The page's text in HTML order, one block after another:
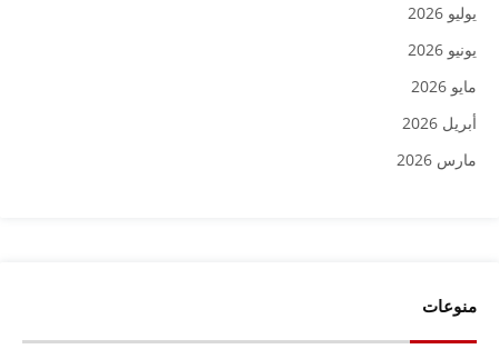
يوليو 2026
يونيو 2026
مايو 2026
أبريل 2026
مارس 2026
منوعات